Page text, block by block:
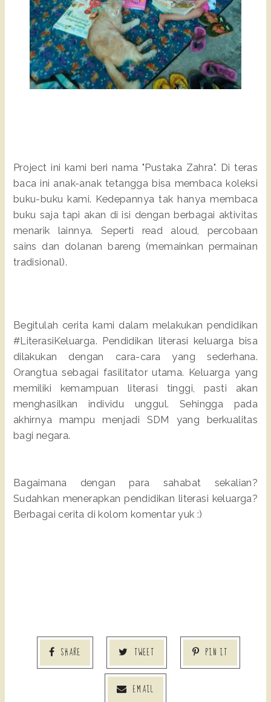
Project ini kami beri nama "Pustaka Zahra". Di teras
baca ini anak-anak tetangga bisa membaca koleksi
buku-buku kami. Kedepannya tak hanya membaca
buku saja tapi akan di isi dengan berbagai aktivitas
menarik lainnya. Seperti read aloud, percobaan
sains dan dolanan bareng (memainkan permainan
tradisional).
Begitulah cerita kami dalam melakukan pendidikan
#LiterasiKeluarga. Pendidikan literasi keluarga bisa
dilakukan dengan cara-cara yang sederhana.
Orangtua sebagai fasilitator utama. Keluarga yang
memiliki kemampuan literasi tinggi, pasti akan
menghasilkan individu unggul. Sehingga pada
akhirnya mampu menjadi SDM yang berkualitas
bagi negara.
Bagaimana dengan para sahabat sekalian?
Sudahkan menerapkan pendidikan literasi keluarga?
Berbagai cerita di kolom komentar yuk :)
SHARE TWEET PIN IT
EMAIL